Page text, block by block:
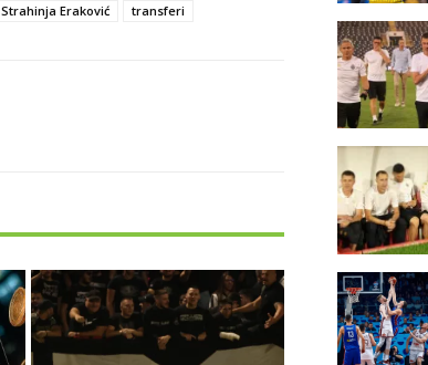
Strahinja Eraković transferi